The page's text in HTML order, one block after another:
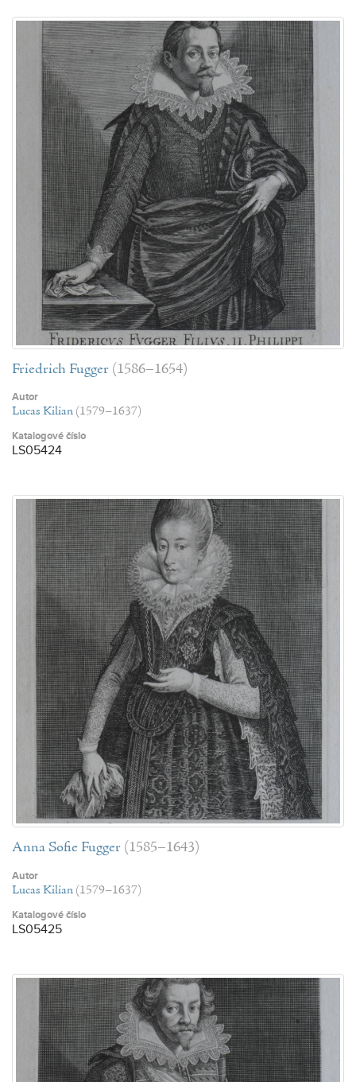
Friedrich Fugger (1586–1654)
Autor
Lucas Kilian (1579–1637)
Katalogové číslo
LS05424
Anna Sofie Fugger (1585–1643)
Autor
Lucas Kilian (1579–1637)
Katalogové číslo
LS05425